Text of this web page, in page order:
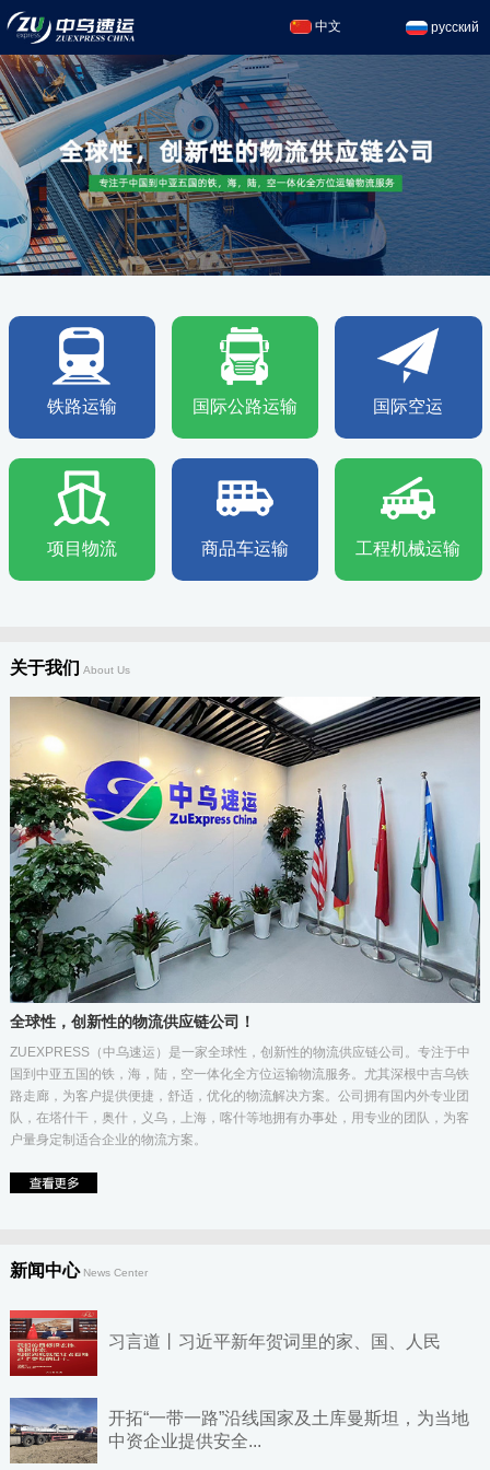
中文 русский
铁路运输 国际公路运输 国际空运
项目物流 商品车运输 工程机械运输
关于我们 About Us
全球性，创新性的物流供应链公司！
ZUEXPRESS（中乌速运）是一家全球性，创新性的物流供应链公司。专注于中
国到中亚五国的铁，海，陆，空一体化全方位运输物流服务。尤其深根中吉乌铁
路走廊，为客户提供便捷，舒适，优化的物流解决方案。公司拥有国内外专业团
队，在塔什干，奥什，义乌，上海，喀什等地拥有办事处，用专业的团队，为客
户量身定制适合企业的物流方案。
新闻中心News Center
习言道丨习近平新年贺词里的家、国、人民
开拓“一带一路”沿线国家及土库曼斯坦，为当地
中资企业提供安全...